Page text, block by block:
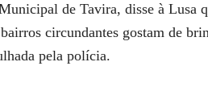
de Tavira, disse à Lusa
circundantes gostam de
pela polícia.